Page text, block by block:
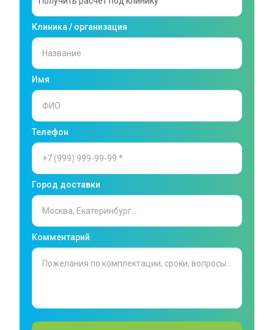
Клиника / организация
Имя
Телефон
Город доставки
Комментарий